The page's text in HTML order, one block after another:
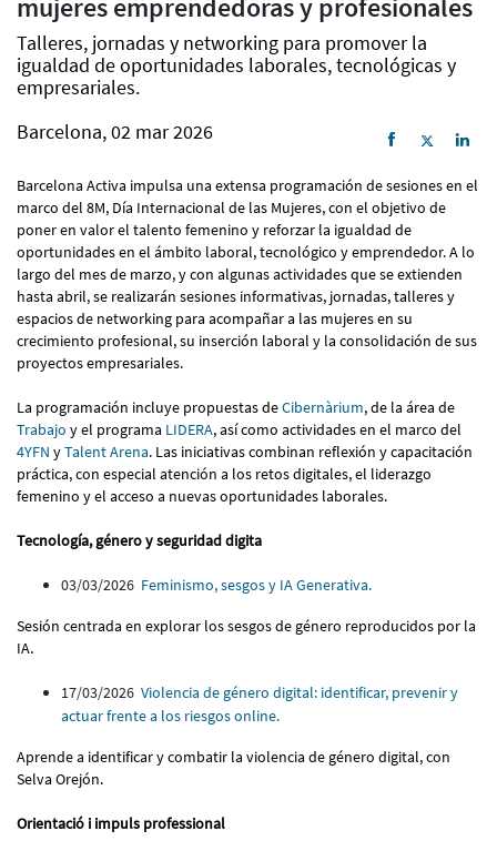
mujeres emprendedoras y profesionales
Talleres, jornadas y networking para promover la
igualdad de oportunidades laborales, tecnológicas y
empresariales.
Barcelona, 02 mar 2026
Barcelona Activa impulsa una extensa programación de sesiones en el
marco del 8M, Día Internacional de las Mujeres, con el objetivo de
poner en valor el talento femenino y reforzar la igualdad de
oportunidades en el ámbito laboral, tecnológico y emprendedor. A lo
largo del mes de marzo, y con algunas actividades que se extienden
hasta abril, se realizarán sesiones informativas, jornadas, talleres y
espacios de networking para acompañar a las mujeres en su
crecimiento profesional, su inserción laboral y la consolidación de sus
proyectos empresariales.
La programación incluye propuestas deCibernàrium, de la área de
Trabajo y el programa LIDERA, así como actividades en el marco del
4YFN yTalent Arena. Las iniciativas combinan reflexión y capacitación
práctica, con especial atención a los retos digitales, el liderazgo
femenino y el acceso a nuevas oportunidades laborales.
Tecnología, género y seguridad digita
03/03/2026 Feminismo, sesgos y IA Generativa.
Sesión centrada en explorar los sesgos de género reproducidos por la
IA.
17/03/2026 Violencia de género digital: identificar, prevenir y
actuar frente a los riesgos online.
Aprende a identificar y combatir la violencia de género digital, con
Selva Orejón.
Orientació i impuls professional